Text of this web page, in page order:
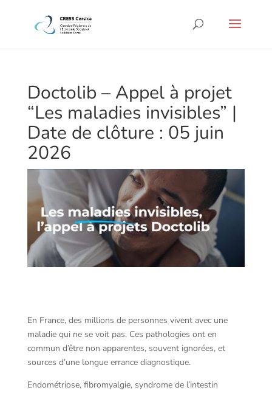
Doctolib – Appel à projet
“Les maladies invisibles” |
Date de clôture : 05 juin
2026
En France, des millions de personnes vivent avec une
maladie qui ne se voit pas. Ces pathologies ont en
commun d’être non apparentes, souvent ignorées, et
sources d’une longue errance diagnostique.
Endométriose, fibromyalgie, syndrome de l’intestin